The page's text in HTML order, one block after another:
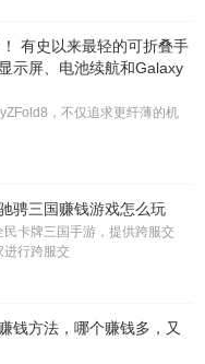
有史以来最轻的可折叠手
示屏、电池续航和Galaxy
，不仅追求更纤薄的机
骋三国赚钱游戏怎么玩
民卡牌三国手游，提供跨服交
进行跨服交
钱方法，哪个赚钱多，又